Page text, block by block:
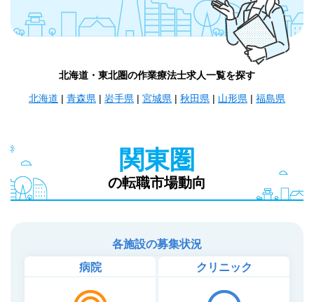
北海道・東北圏の作業療法士求人一覧を探す
北海道 | 青森県 | 岩手県 | 宮城県 | 秋田県 | 山形県 | 福島県
関東圏
の転職市場動向
各施設の募集状況
病院
クリニック